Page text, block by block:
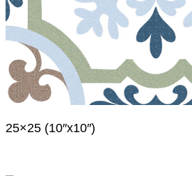
25×25 (10″x10″)